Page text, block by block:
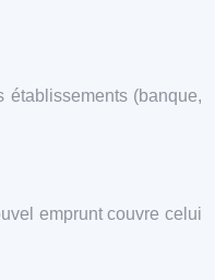
établissements (banque,
emprunt couvre celui